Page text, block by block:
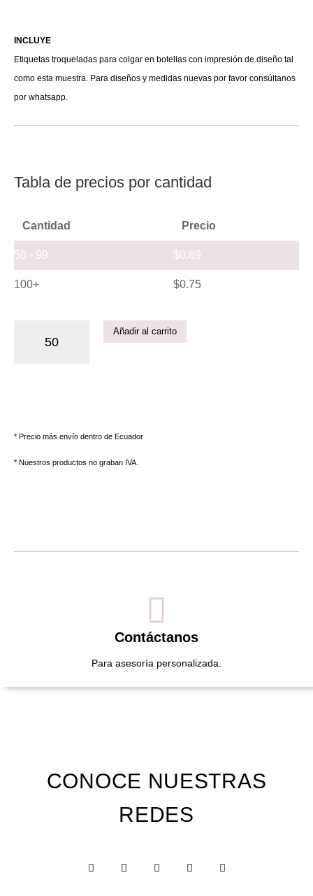
INCLUYE
Etiquetas troqueladas para colgar en botellas con impresión de diseño tal
como esta muestra. Para diseños y medidas nuevas por favor consúltanos
por whatsapp.​
Tabla de precios por cantidad
Cantidad Precio
50 - 99 $0.89
100+ $0.75
Añadir al carrito
* Precio más envío dentro de Ecuador
* Nuestros productos no graban IVA.
Contáctanos
Para asesoría personalizada.
CONOCE NUESTRAS
REDES